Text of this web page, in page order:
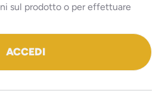
sul prodotto o per effettuare
ACCEDI